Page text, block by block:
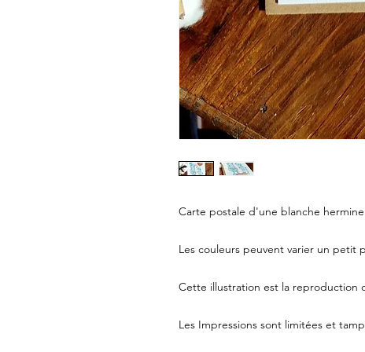
Carte postale d'une blanche hermine
Les couleurs peuvent varier un petit
Cette illustration est la reproduction
Les Impressions sont limitées et